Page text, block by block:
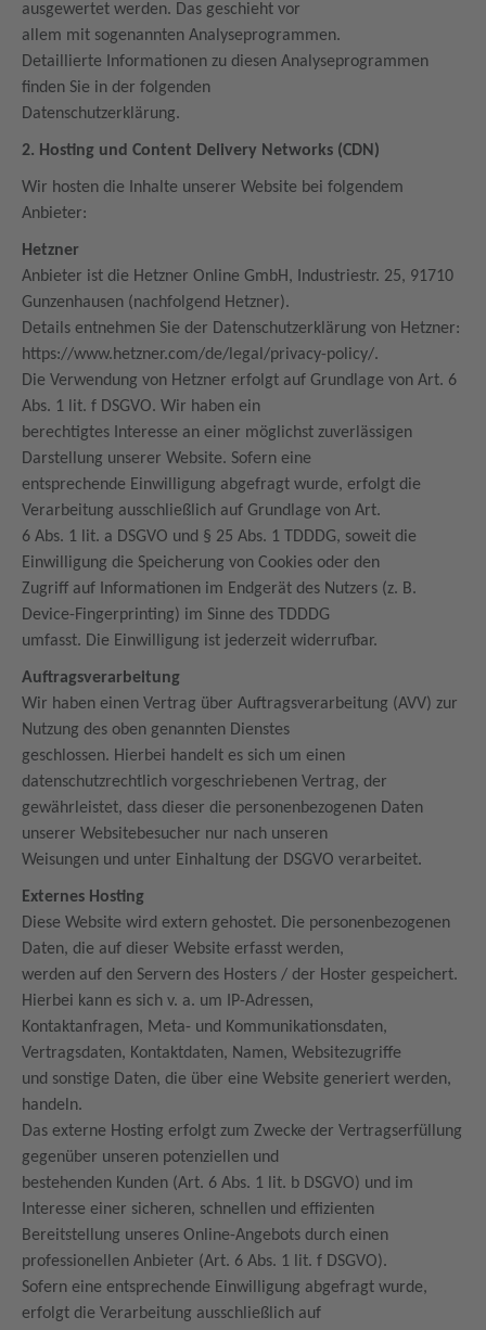
ausgewertet werden. Das geschieht vor
allem mit sogenannten Analyseprogrammen.
Detaillierte Informationen zu diesen Analyseprogrammen
finden Sie in der folgenden
Datenschutzerklärung.
2. Hosting und Content Delivery Networks (CDN)
Wir hosten die Inhalte unserer Website bei folgendem
Anbieter:
Hetzner
Anbieter ist die Hetzner Online GmbH, Industriestr. 25, 91710
Gunzenhausen (nachfolgend Hetzner).
Details entnehmen Sie der Datenschutzerklärung von Hetzner:
https://www.hetzner.com/de/legal/privacy-policy/.
Die Verwendung von Hetzner erfolgt auf Grundlage von Art. 6
Abs. 1 lit. f DSGVO. Wir haben ein
berechtigtes Interesse an einer möglichst zuverlässigen
Darstellung unserer Website. Sofern eine
entsprechende Einwilligung abgefragt wurde, erfolgt die
Verarbeitung ausschließlich auf Grundlage von Art.
6 Abs. 1 lit. a DSGVO und § 25 Abs. 1 TDDDG, soweit die
Einwilligung die Speicherung von Cookies oder den
Zugriff auf Informationen im Endgerät des Nutzers (z. B.
Device-Fingerprinting) im Sinne des TDDDG
umfasst. Die Einwilligung ist jederzeit widerrufbar.
Auftragsverarbeitung
Wir haben einen Vertrag über Auftragsverarbeitung (AVV) zur
Nutzung des oben genannten Dienstes
geschlossen. Hierbei handelt es sich um einen
datenschutzrechtlich vorgeschriebenen Vertrag, der
gewährleistet, dass dieser die personenbezogenen Daten
unserer Websitebesucher nur nach unseren
Weisungen und unter Einhaltung der DSGVO verarbeitet.
Externes Hosting
Diese Website wird extern gehostet. Die personenbezogenen
Daten, die auf dieser Website erfasst werden,
werden auf den Servern des Hosters / der Hoster gespeichert.
Hierbei kann es sich v. a. um IP-Adressen,
Kontaktanfragen, Meta- und Kommunikationsdaten,
Vertragsdaten, Kontaktdaten, Namen, Websitezugriffe
und sonstige Daten, die über eine Website generiert werden,
handeln.
Das externe Hosting erfolgt zum Zwecke der Vertragserfüllung
gegenüber unseren potenziellen und
bestehenden Kunden (Art. 6 Abs. 1 lit. b DSGVO) und im
Interesse einer sicheren, schnellen und effizienten
Bereitstellung unseres Online-Angebots durch einen
professionellen Anbieter (Art. 6 Abs. 1 lit. f DSGVO).
Sofern eine entsprechende Einwilligung abgefragt wurde,
erfolgt die Verarbeitung ausschließlich auf